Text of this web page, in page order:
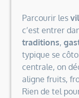
Parcourir les
c’est entrer
traditions,
typique se
centrale, on
aligne fruits,
Rien de tel